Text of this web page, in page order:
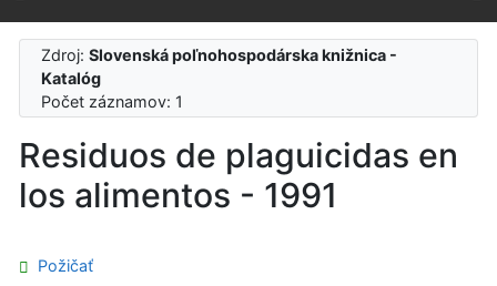
Zdroj:Slovenská poľnohospodárska knižnica -
Katalóg
Počet záznamov: 1
Residuos de plaguicidas en
los alimentos - 1991
Požičať